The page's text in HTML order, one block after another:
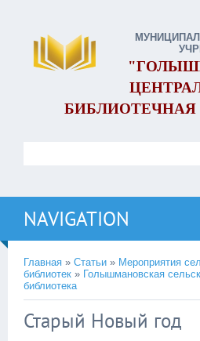
NAVIGATION
Главная » Статьи » Мероприятия
библиотек » Голышмановская
библиотека
Старый Новый год